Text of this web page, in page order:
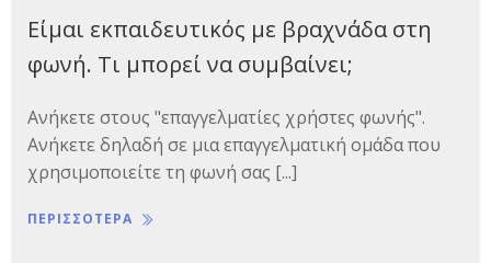
Είμαι εκπαιδευτικός με βραχνάδα στη
φωνή. Τι μπορεί να συμβαίνει;
Ανήκετε στους "επαγγελματίες χρήστες φωνής".
Ανήκετε δηλαδή σε μια επαγγελματική ομάδα που
χρησιμοποιείτε τη φωνή σας [...]
ΠΕΡΙΣΣΟΤΕΡΑ